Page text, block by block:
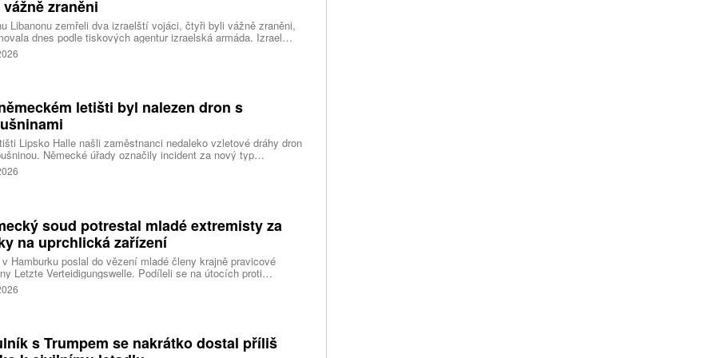
zraněni
Libanonu zemřeli dva izraelští vojáci, čtyři byli vážně zraněni,
dnes podle tiskových agentur izraelská armáda. Izrael
militantní hnutí Hizballáh z porušení příměří a udeřil na jižní
tento vývoj ohrožuje probíhající mírové rozhovory, napsal web
letišti byl nalezen dron s
Lipsko Halle našli zaměstnanci nedaleko vzletové dráhy dron
Německé úřady označily incident za nový typ
hrozby a zahájily protiteroristické vyšetřování. Během
navíc nákladní letadlo narazilo do dosud neznámého objektu.
soud potrestal mladé extremisty za
na uprchlická zařízení
Hamburku poslal do vězení mladé členy krajně pravicové
Letzte Verteidigungswelle. Podíleli se na útocích proti
zařízením a levicovým institucím. Tresty dosahují až pěti
s Trumpem se nakrátko dostal příliš